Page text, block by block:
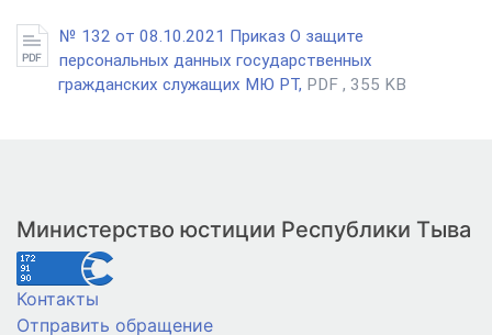
№ 132 от 08.10.2021 Приказ О защите
персональных данных государственных
гражданских служащих МЮ РТ, PDF , 355 KB
Министерство юстиции Республики Тыва
Контакты
Отправить обращение